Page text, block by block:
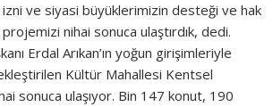
izni ve siyasi büyüklerimizin desteği ve hak
nihai sonuca ulaştırdık, dedi.
Erdal Arıkan’ın yoğun girişimleriyle
Kültür Mahallesi Kentsel
sonuca ulaşıyor. Bin 147 konut, 190